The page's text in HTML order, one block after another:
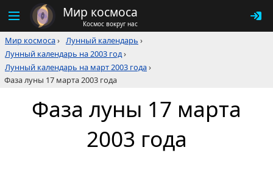
Мир космоса
Космос вокруг нас
Мир космоса› Лунный календарь ›
Лунный календарь на 2003 год›
Лунный календарь на март 2003 года›
Фаза луны 17 марта 2003 года
Фаза луны 17 марта
2003 года